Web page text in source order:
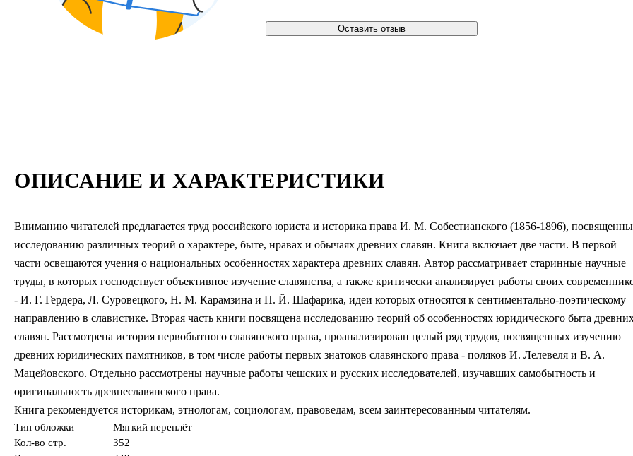
ОПИСАНИЕ И ХАРАКТЕРИСТИКИ
Вниманию читателей предлагается труд российского юриста и историка права И. М. Собестианского (1856-1896),
исследованию различных теорий о характере, быте, нравах и обычаях древних славян. Книга включает две части. В первой
части освещаются учения о национальных особенностях характера древних славян. Автор рассматривает старинные научные
труды, в которых господствует объективное изучение славянства, а также критически анализирует работы своих
- И. Г. Гердера, Л. Суровецкого, Н. М. Карамзина и П. Й. Шафарика, идеи которых относятся к сентиментально-поэтическому
направлению в славистике. Вторая часть книги посвящена исследованию теорий об особенностях юридического быта
славян. Рассмотрена история первобытного славянского права, проанализирован целый ряд трудов, посвященных изучению
древних юридических памятников, в том числе работы первых знатоков славянского права - поляков И. Лелевеля и В. А.
Мацейовского. Отдельно рассмотрены научные работы чешских и русских исследователей, изучавших самобытность и
оригинальность древнеславянского права.
Книга рекомендуется историкам, этнологам, социологам, правоведам, всем заинтересованным читателям.
Тип обложки
Мягкий переплёт
Кол-во стр.
352
Оставить отзыв